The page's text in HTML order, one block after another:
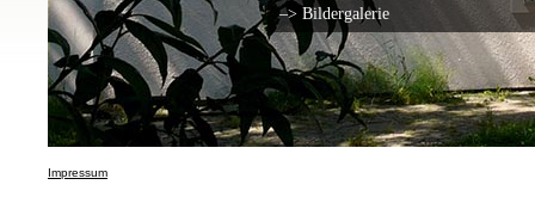
–> Bildergalerie
Impressum